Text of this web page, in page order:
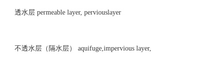
透水层 permeable layer, perviouslayer
不透水层（隔水层） aquifuge,impervious layer,